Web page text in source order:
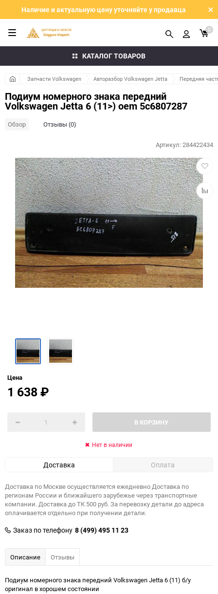
Наличие и актуальную цену уточняйте у продавца
КАТАЛОГ ТОВАРОВ
0
Запчасти Volkswagen Авторазбор Volkswagen Jetta Передняя
Подиум номерного знака передний
Volkswagen Jetta 6 (11>) oem 5c6807287
Обзор Отзывы (0)
в
к
Артикул:284422434
Цена
1 638₽
В КОРЗИНУ
Нет в наличии
Доставка Оплата
Доставка по Москве осуществляется ежедневно Доставка по
регионам России и ближайшего зарубежье через транспортные
компании. Доставка до ТК 500 руб. За перевозку детали до адреса
оплачивается отдельно при получении детали.
Заказ по телефону 8 (499) 495 11 23
Описание Отзывы
Подиум номерного знака передний Volkswagen Jetta 6 (11) б/у
оригинал в хорошем состоянии